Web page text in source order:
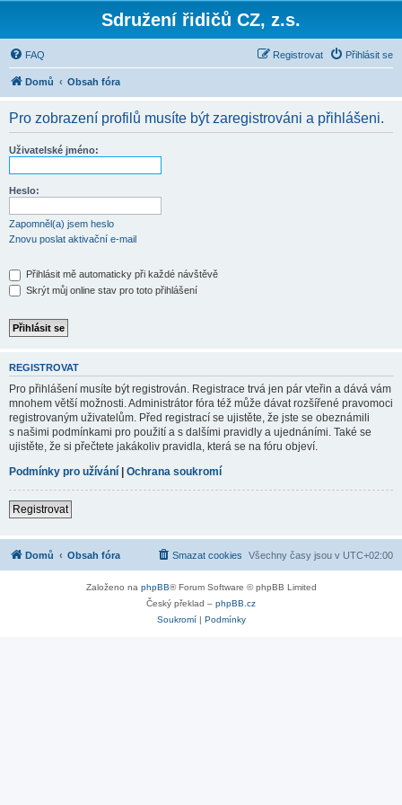
Sdružení řidičů CZ, z.s.
FAQ Přihlásit se
Registrovat
Domů Obsah fóra
Pro zobrazení profilů musíte být zaregistrováni a přihlášeni.
Uživatelské jméno:
Heslo:
Zapomněl(a) jsem heslo
Znovu poslat aktivační e-mail
Přihlásit mě automaticky při každé návštěvě
Skrýt můj online stav pro toto přihlášení
REGISTROVAT
Pro přihlášení musíte být registrován. Registrace trvá jen pár vteřin a dává vám
mnohem větší možnosti. Administrátor fóra též může dávat rozšířené pravomoci
registrovaným uživatelům. Před registrací se ujistěte, že jste se obeznámili
s našimi podmínkami pro použití a s dalšími pravidly a ujednáními. Také se
ujistěte, že si přečtete jakákoliv pravidla, která se na fóru objeví.
Podmínky pro užívání | Ochrana soukromí
Registrovat
Domů Obsah fóra Všechny časy jsou v UTC+02:00
Smazat cookies
Založeno na phpBB® Forum Software © phpBB Limited
Český překlad – phpBB.cz
Soukromí| Podmínky